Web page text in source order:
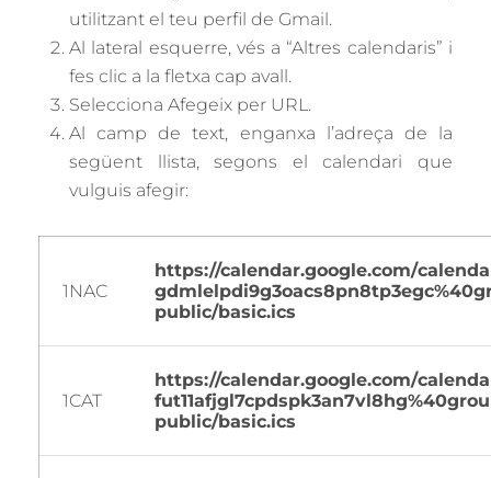
utilitzant el teu perfil de Gmail.
Al lateral esquerre, vés a “Altres calendaris” i
fes clic a la fletxa cap avall.
Selecciona Afegeix per URL.
Al camp de text, enganxa l’adreça de la
següent llista, segons el calendari que
vulguis afegir:
1NAC
https://calendar.google.com/
gdmlelpdi9g3oacs8pn8tp3egc%
public/basic.ics
1CAT
https://calendar.google.com/
fut11afjgl7cpdspk3an7vl8hg%
public/basic.ics